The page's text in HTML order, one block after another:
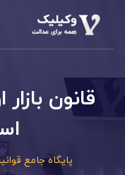
قانون
پایگاه جامع